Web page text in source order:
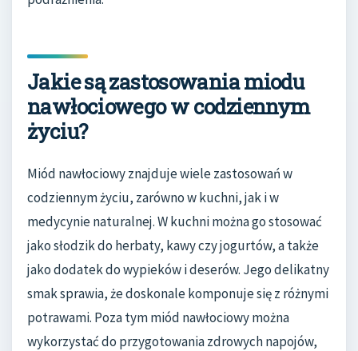
Jakie są zastosowania miodu
nawłociowego w codziennym
życiu?
Miód nawłociowy znajduje wiele zastosowań w
codziennym życiu, zarówno w kuchni, jak i w
medycynie naturalnej. W kuchni można go stosować
jako słodzik do herbaty, kawy czy jogurtów, a także
jako dodatek do wypieków i deserów. Jego delikatny
smak sprawia, że doskonale komponuje się z różnymi
potrawami. Poza tym miód nawłociowy można
wykorzystać do przygotowania zdrowych napojów,